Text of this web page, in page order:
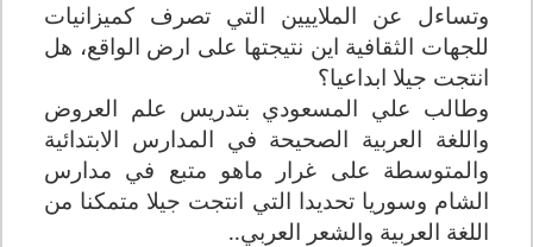
وتساءل عن الملاييين التي تصرف كميزانيات
للجهات الثقافية اين نتيجتها على ارض الواقع، هل
انتجت جيلا ابداعيا؟
وطالب علي المسعودي بتدريس علم العروض
واللغة العربية الصحيحة في المدارس الابتدائية
والمتوسطة على غرار ماهو متبع في مدارس
الشام وسوريا تحديدا التي انتجت جيلا متمكنا من
اللغة العربية والشعر العربي..